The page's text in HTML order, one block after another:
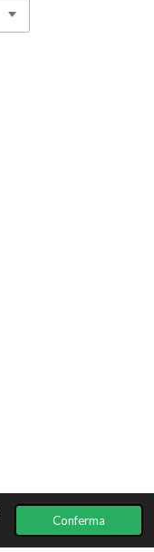
Conferma